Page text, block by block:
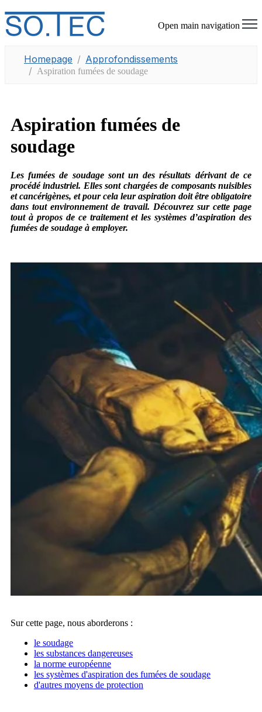
Open main navigation
Homepage Approfondissements
Aspiration fumées de soudage
Aspiration fumées de
soudage
Les fumées de soudage sont un des résultats dérivant de ce
procédé industriel. Elles sont chargées de composants nuisibles
et cancérigènes, et pour cela leur aspiration doit être obligatoire
dans tout environnement de travail. Découvrez sur cette page
tout à propos de ce traitement et les systèmes d’aspiration des
fumées de soudage à employer.
Sur cette page, nous aborderons :
le soudage
les substances dangereuses
la norme européenne
les systèmes d'aspiration des fumées de soudage
d'autres moyens de protection